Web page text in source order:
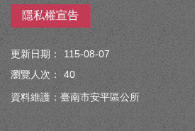
隱私權宣告
更新日期：
115-08-07
瀏覽人次：
40
資料維護：臺南市安平區公所